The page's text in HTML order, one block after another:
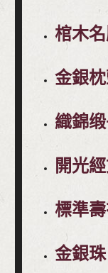
棺木
金銀
織錦
開光
標準
金銀